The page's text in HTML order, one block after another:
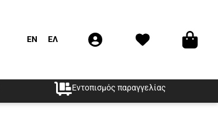
EN ΕΛ
Εντοπισμός παραγγελίας